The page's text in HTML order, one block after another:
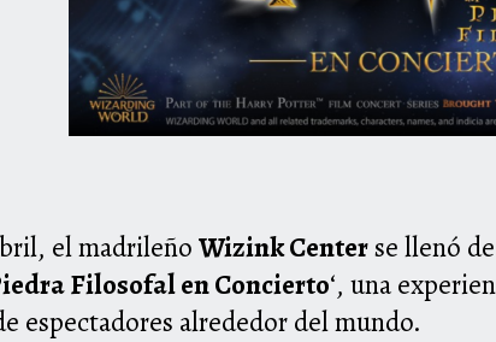
el madrileñoWizink Centerse llenó
Filosofal en Concierto‘, una
espectadores alrededor del mundo.